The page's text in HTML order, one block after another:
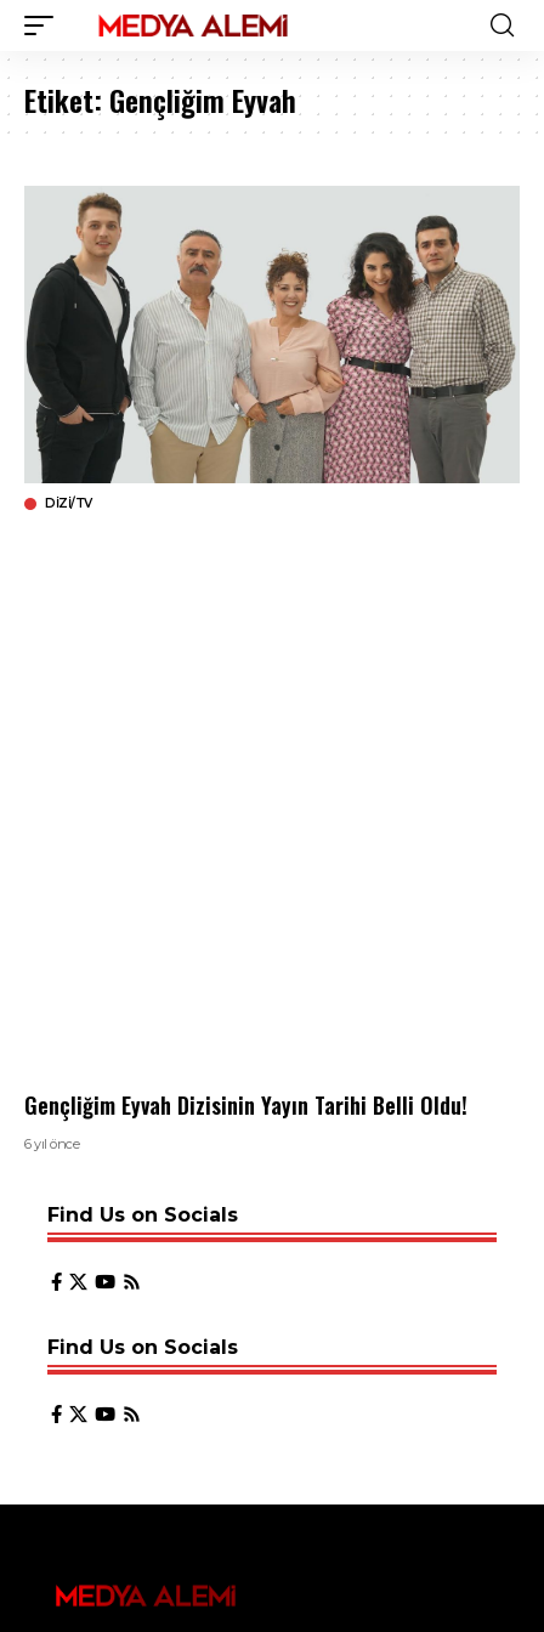
Etiket: Gençliğim Eyvah
DIZI/TV
Gençliğim Eyvah Dizisinin Yayın Tarihi Belli Oldu!
6 yıl önce
Find Us on Socials
Find Us on Socials